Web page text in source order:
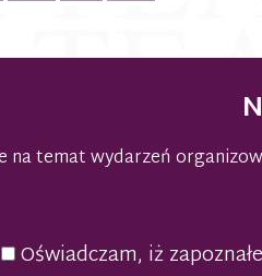
na temat wydarzeń
Oświadczam, iż